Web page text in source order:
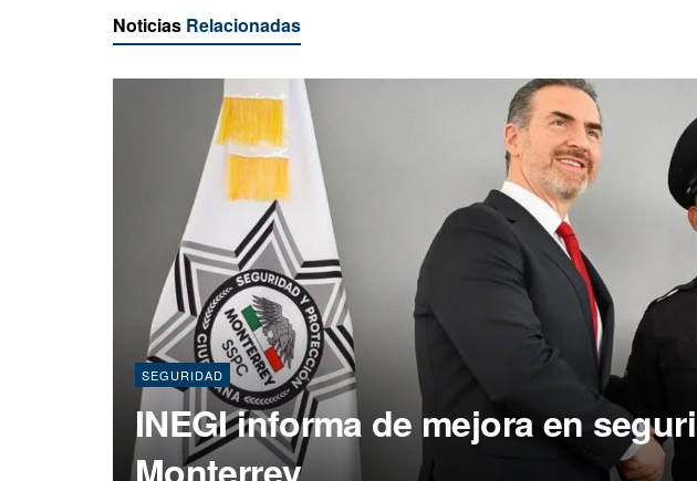
Noticias Relacionadas
SEGURIDAD
INEGI informa de mejora en
Monterrey